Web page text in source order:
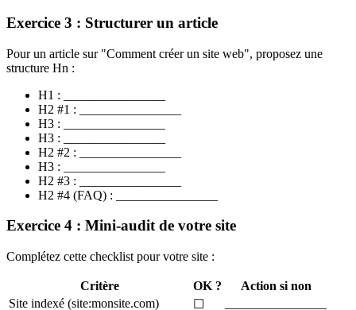
Exercice 3 : Structurer un article
Pour un article sur "Comment créer un site web", proposez une
structure Hn :
H1 : ________________
H2 #1 : ________________
H3 : ________________
H3 : ________________
H2 #2 : ________________
H3 : ________________
H2 #3 : ________________
H2 #4 (FAQ) : ________________
Exercice 4 : Mini-audit de votre site
Complétez cette checklist pour votre site :
Critère OK ?
Action si non
Site indexé (site:monsite.com)
☐